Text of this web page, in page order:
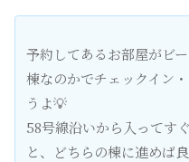
予約してあるお部屋がビ
棟なのかでチェックイン
うよ💡
58号線沿いから入ってす
と、どちらの棟に進めば